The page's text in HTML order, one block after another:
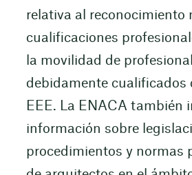
relativa al reconocimiento
cualificaciones
la movilidad de
debidamente cualificados
EEE. La ENACA también
información sobre
procedimientos y normas